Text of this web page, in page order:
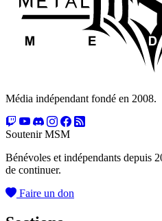
Média indépendant fondé en 2008.
Soutenir MSM
Bénévoles et indépendants depuis
de continuer.
Faire un don